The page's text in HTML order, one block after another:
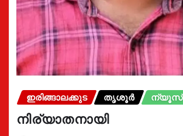
ഇരിങ്ങാലക്കുട തൃശൂർ ന്യൂസ്
നിര്യാതനായി